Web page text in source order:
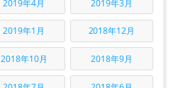
2019年4月 2019年3月
2019年1月 2018年12月
2018年10月 2018年9月